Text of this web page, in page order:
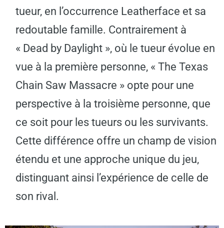
tueur, en l’occurrence Leatherface et sa
redoutable famille. Contrairement à
« Dead by Daylight », où le tueur évolue en
vue à la première personne, « The Texas
Chain Saw Massacre » opte pour une
perspective à la troisième personne, que
ce soit pour les tueurs ou les survivants.
Cette différence offre un champ de vision
étendu et une approche unique du jeu,
distinguant ainsi l’expérience de celle de
son rival.